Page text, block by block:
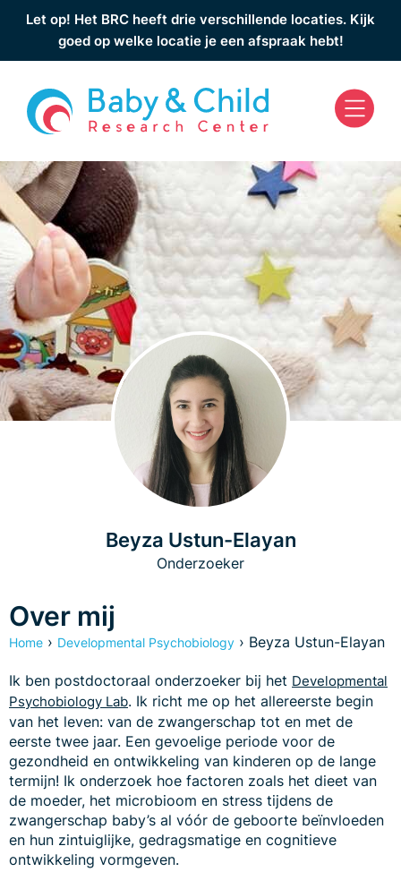
Let op! Het BRC heeft drie verschillende locaties. Kijk
goed op welke locatie je een afspraak hebt!
Beyza Ustun-Elayan
Onderzoeker
Over mij
Home › Developmental Psychobiology › Beyza Ustun-Elayan
Ik ben postdoctoraal onderzoeker bij het Developmental
Psychobiology Lab. Ik richt me op het allereerste begin
van het leven: van de zwangerschap tot en met de
eerste twee jaar. Een gevoelige periode voor de
gezondheid en ontwikkeling van kinderen op de lange
termijn! Ik onderzoek hoe factoren zoals het dieet van
de moeder, het microbioom en stress tijdens de
zwangerschap baby’s al vóór de geboorte beïnvloeden
en hun zintuiglijke, gedragsmatige en cognitieve
ontwikkeling vormgeven.